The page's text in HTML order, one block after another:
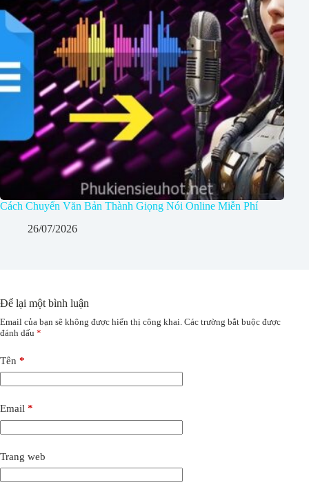
Cách Chuyển Văn Bản Thành Giọng Nói Online Miễn Phí
26/07/2026
Để lại một bình luận
Email của bạn sẽ không được hiển thị công khai. Các trường bắt buộc được
đánh dấu *
Tên *
Email *
Trang web